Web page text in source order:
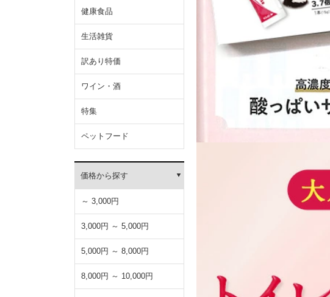
健康食品
生活雑貨
訳あり特価
ワイン・酒
特集
ペットフード
価格から探す
～ 3,000円
3,000円 ～ 5,000円
5,000円 ～ 8,000円
8,000円 ～ 10,000円